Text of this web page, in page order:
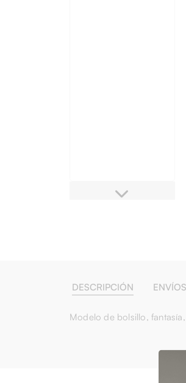
DESCRIPCIÓN
Modelo de bolsillo,